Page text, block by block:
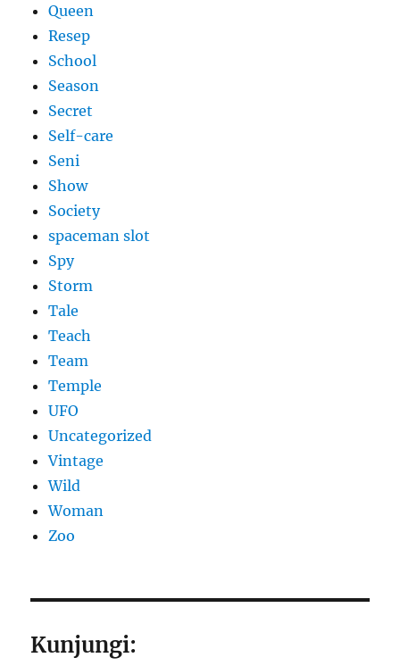
Queen
Resep
School
Season
Secret
Self-care
Seni
Show
Society
spaceman slot
Spy
Storm
Tale
Teach
Team
Temple
UFO
Uncategorized
Vintage
Wild
Woman
Zoo
Kunjungi: